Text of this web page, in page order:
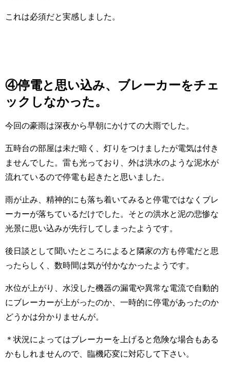
これは必須だと実感しました。
④停電と思い込み、ブレーカーをチェ
ックしなかった。
今回の豪雨は深夜から早朝にかけての大雨でした。
五時台の部屋は未だ暗く、灯りをつけましたが電気は付き
ませんでした。雷も光っており、外は洪水のような泥水が
流れているので停電も起きたと思いました。
雨が止み、精神的にも落ち着いてみると停電ではなくブレ
ーカーが落ちているだけでした。そとの洪水と泥の悲惨な
光景に思い込みが先行してしまったようです。
後日談として聞いたところによると隣家の方も停電だと思
ったらしく、数時間は気が付かなかったようです。
水位が上がり、水没した機器の漏電や異常な電流で自動的
にブレーカーが上がったのか、一時的に停電があったのか
どうかは分かりませんが。
＊状況によってはブレーカーを上げると危険な場合もある
かもしれませんので、臨機応変に対応して下さい。